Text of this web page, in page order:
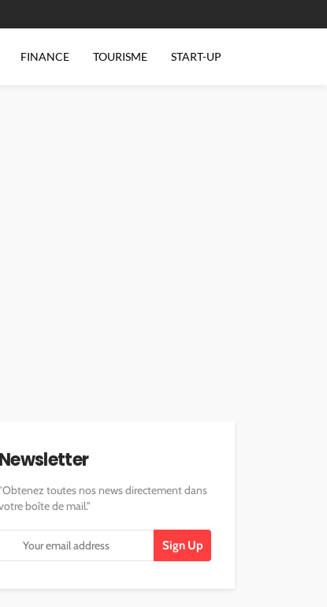
FINANCE TOURISME START-UP
Newsletter
toutes nos news directement dans
boîte de mail."